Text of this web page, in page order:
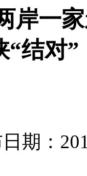
岸一
“结对”
期：